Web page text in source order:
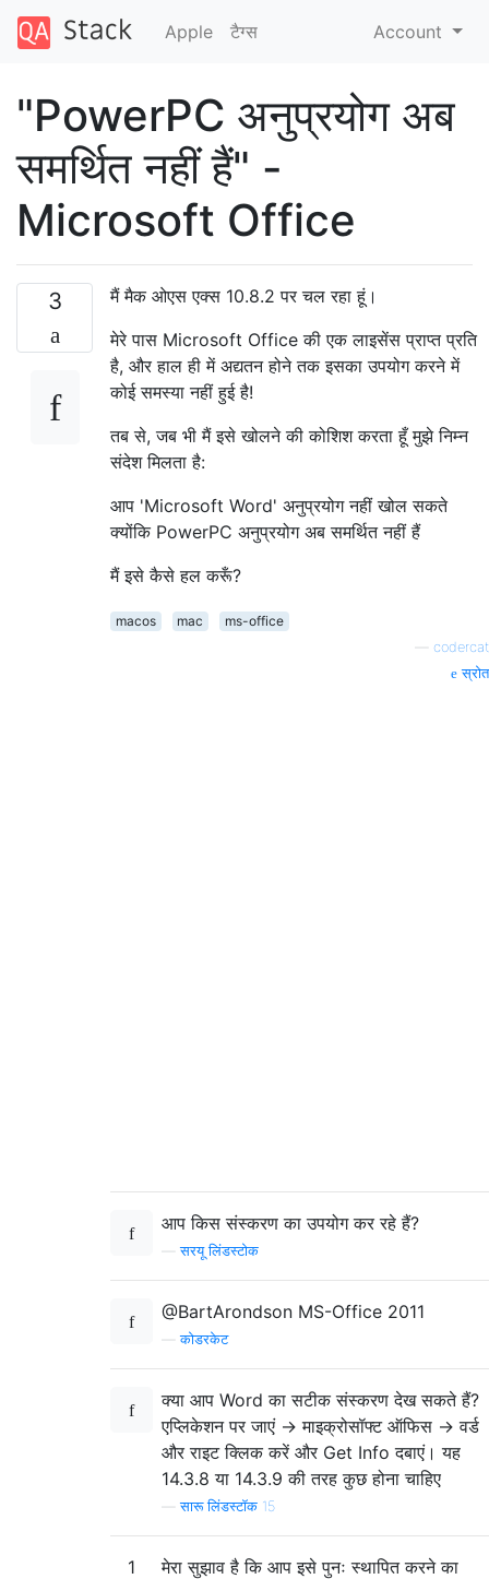
Apple टैग्‍स Account
"PowerPC अनुप्रयोग अब
समर्थित नहीं हैं" -
Microsoft Office
3
मैं मैक ओएस एक्स 10.8.2 पर चल रहा हूं।
मेरे पास Microsoft Office की एक लाइसेंस प्राप्त प्रति
है, और हाल ही में अद्यतन होने तक इसका उपयोग करने में
कोई समस्या नहीं हुई है!
तब से, जब भी मैं इसे खोलने की कोशिश करता हूँ मुझे निम्न
संदेश मिलता है:
आप 'Microsoft Word' अनुप्रयोग नहीं खोल सकते
क्योंकि PowerPC अनुप्रयोग अब समर्थित नहीं हैं
मैं इसे कैसे हल करूँ?
macos mac
ms-office
codercat
स्रोत
आप किस संस्करण का उपयोग कर रहे हैं?
—सरयू लिंडस्टोक
@BartArondson MS-Office 2011
—कोडरकेट
क्या आप Word का सटीक संस्करण देख सकते हैं?
एप्लिकेशन पर जाएं -> माइक्रोसॉफ्ट ऑफिस -> वर्ड
और राइट क्लिक करें और Get Info दबाएं। यह
14.3.8 या 14.3.9 की तरह कुछ होना चाहिए
—सारू लिंडस्टॉक 15
1
मेरा सुझाव है कि आप इसे पुनः स्थापित करने का